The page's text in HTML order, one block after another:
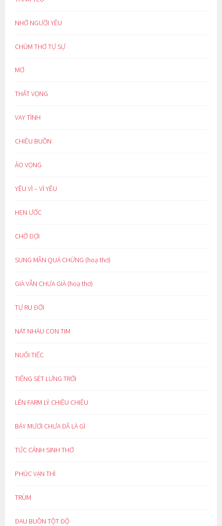
NHỚ NGƯỜI YÊU
CHÙM THƠ TỰ SỰ
MƠ
THẤT VỌNG
VAY TÌNH
CHIỀU BUỒN
ẢO VỌNG
YÊU VÌ – VÌ YÊU
HẸN ƯỚC
CHỜ ĐỢI
SUNG MÃN QUÁ CHỪNG (hoạ thơ)
GIÀ VẪN CHƯA GIÀ (hoạ thơ)
TỰ RU ĐỜI
NÁT NHÀU CON TIM
NUỐI TIẾC
TIẾNG SÉT LƯNG TRỜI
LÊN FARM LÝ CHIỀU CHIỀU
BẢY MƯƠI CHƯA ĐÃ LÀ GÌ
TỨC CẢNH SINH THƠ
PHÚC VẠN THÌ
TRÙM
ĐAU BUỒN TỘT ĐỘ